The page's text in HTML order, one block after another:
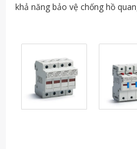
khả năng bảo vệ chống hồ